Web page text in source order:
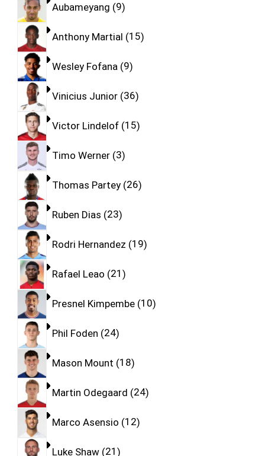
Aubameyang 9
Anthony Martial 15
Wesley Fofana 9
Vinicius Junior 36
Victor Lindelof 15
Timo Werner 3
Thomas Partey 26
Ruben Dias 23
Rodri Hernandez 19
Rafael Leao 21
Presnel Kimpembe 10
Phil Foden 24
Mason Mount 18
Martin Odegaard 24
Marco Asensio 12
Luke Shaw 21